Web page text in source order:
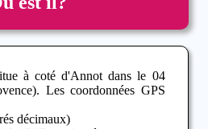
à coté d'Annot dans le 04
Les coordonnées GPS
décimaux)